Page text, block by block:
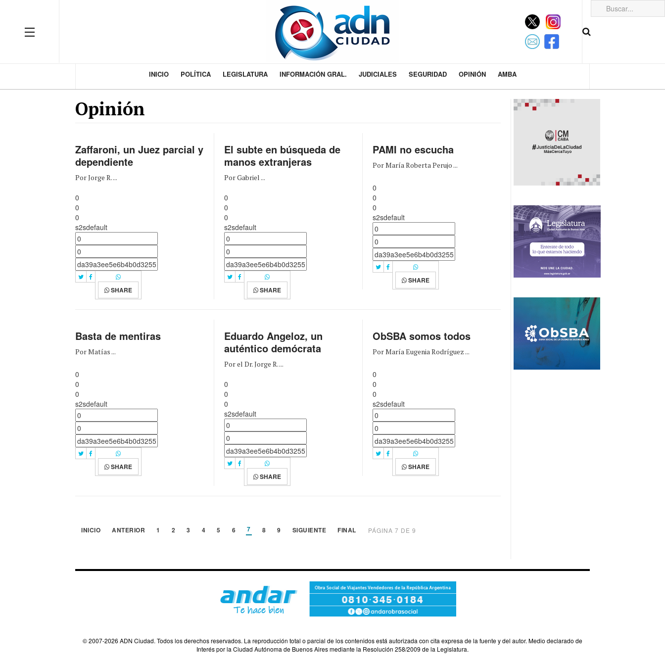
INICIO POLÍTICA LEGISLATURA INFORMACIÓN GRAL. JUDICIALES SEGURIDAD OPINIÓN AMBA
Opinión
Zaffaroni, un Juez parcial y
dependiente
Por Jorge R. ...
0
0
0
s2sdefault
SHARE
El subte en búsqueda de
manos extranjeras
Por Gabriel ...
0
0
0
s2sdefault
SHARE
PAMI no escucha
Por María Roberta Perujo ...
0
0
0
s2sdefault
SHARE
Basta de mentiras
Por Matías ...
0
0
0
s2sdefault
SHARE
Eduardo Angeloz, un
auténtico demócrata
Por el Dr. Jorge R. ...
0
0
0
s2sdefault
SHARE
ObSBA somos todos
Por María Eugenia Rodríguez ...
0
0
0
s2sdefault
SHARE
PÁGINA 7 DE 9
INICIO ANTERIOR 1 2 3 4 5 6 7 8 9 SIGUIENTE FINAL
© 2007-2026 ADN Ciudad. Todos los derechos reservados. La reproducción total o parcial de los contenidos está autorizada con cita expresa de la fuente y del autor. Medio declarado de
Interés por la Ciudad Autónoma de Buenos Aires mediante la Resolución 258/2009 de la Legislatura.